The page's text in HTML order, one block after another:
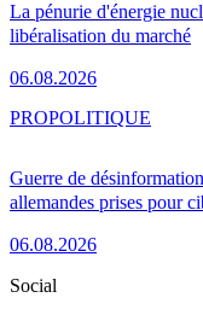
La pénurie d'énergie
libéralisation du marché
06.08.2026
Guerre de
allemandes prises pour
06.08.2026
PROPOLITIQUE
Social